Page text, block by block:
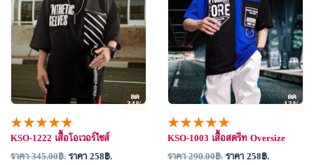
ลด
34%
★★★★★
KSO-1222 เสื้อโอเวอร์ไซส์
ราคา 345.00 . ราคา 258 .
ลด
13%
★★★★★
KSO-1003 เสื้อสตรีท Oversize
ราคา 290.00 . ราคา 258 .